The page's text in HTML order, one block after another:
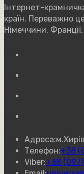
Інтернет-
країн. Переважно
Німеччини, Франції,
вкладці
Адреса:
Телефон:+38
Viber:+38